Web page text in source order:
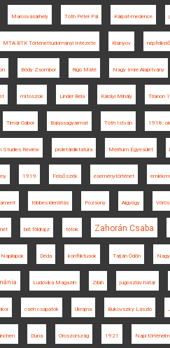
Marosvásárhely Tóth Péter Pál Kárpát-medence
MTA BTK Történettudományi Intézete Kisinyov
Bódy Zsombor Rigó Máté Nagy Imre Alapítvány
mítoszok Linder Béla Károlyi Mihály Trianon
Timár Gábor Balassagyarmat Tóth István 1918.
Studies Review proletárdiktatúra Meritum Egyesület
1919 Felsőszék eseménytörténet
többes identitás Pozsony Algyógy
brit földrajz tótok Zahorán Csaba
Napilapok Déda konfliktusok Tarján Ödön
Ludovika Magazin Zilah jugoszláv határ
cseh csapatok Ukrajna Bukovszky László
Duna Oroszország 1921 Napi